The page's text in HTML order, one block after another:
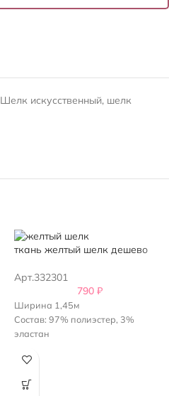
Шелк искусственный, шелк
ткань желтый шелк дешево
Арт.332301
790 ₽
Ширина 1,45м
Состав: 97% полиэстер, 3%
эластан